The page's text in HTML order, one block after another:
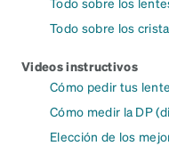
Todo sobre los
Videos instructivos
Cómo pedir tus
Cómo medir la DP
Elección de los